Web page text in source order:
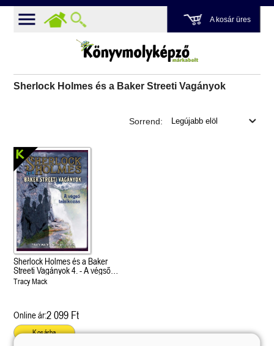
A kosár üres
Sherlock Holmes és a Baker Streeti Vagányok
Sorrend:
Sherlock Holmes és a Baker
Streeti Vagányok 4. - A végső
találkozás
Tracy Mack
Online ár:2 099 Ft
Kosárba